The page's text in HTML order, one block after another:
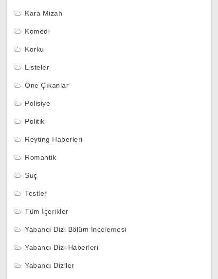
Kara Mizah
Komedi
Korku
Listeler
Öne Çıkanlar
Polisiye
Politik
Reyting Haberleri
Romantik
Suç
Testler
Tüm İçerikler
Yabancı Dizi Bölüm İncelemesi
Yabancı Dizi Haberleri
Yabancı Diziler